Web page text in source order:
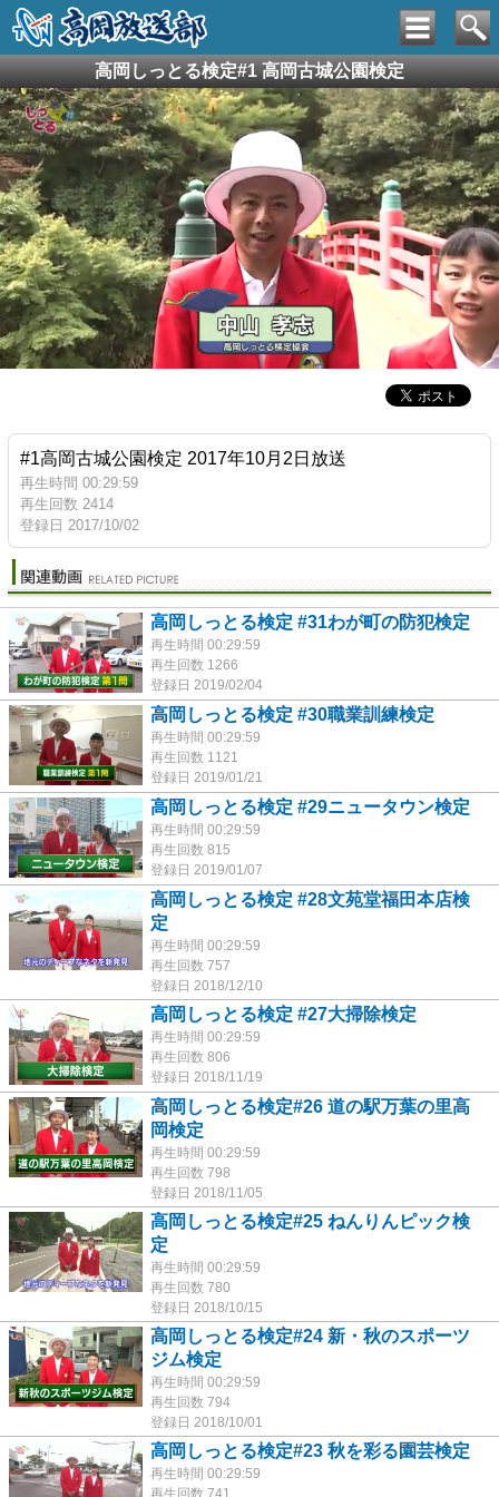
高岡しっとる検定#1 高岡古城公園検定
#1高岡古城公園検定 2017年10月2日放送
再生時間 00:29:59
再生回数 2414
登録日 2017/10/02
高岡しっとる検定 #31わが町の防犯検定
再生時間 00:29:59
再生回数 1266
登録日 2019/02/04
高岡しっとる検定 #30職業訓練検定
再生時間 00:29:59
再生回数 1121
登録日 2019/01/21
高岡しっとる検定 #29ニュータウン検定
再生時間 00:29:59
再生回数 815
登録日 2019/01/07
高岡しっとる検定 #28文苑堂福田本店検
定
再生時間 00:29:59
再生回数 757
登録日 2018/12/10
高岡しっとる検定 #27大掃除検定
再生時間 00:29:59
再生回数 806
登録日 2018/11/19
高岡しっとる検定#26 道の駅万葉の里高
岡検定
再生時間 00:29:59
再生回数 798
登録日 2018/11/05
高岡しっとる検定#25 ねんりんピック検
定
再生時間 00:29:59
再生回数 780
登録日 2018/10/15
高岡しっとる検定#24 新・秋のスポーツ
ジム検定
再生時間 00:29:59
再生回数 794
登録日 2018/10/01
高岡しっとる検定#23 秋を彩る園芸検定
再生時間 00:29:59
再生回数 741